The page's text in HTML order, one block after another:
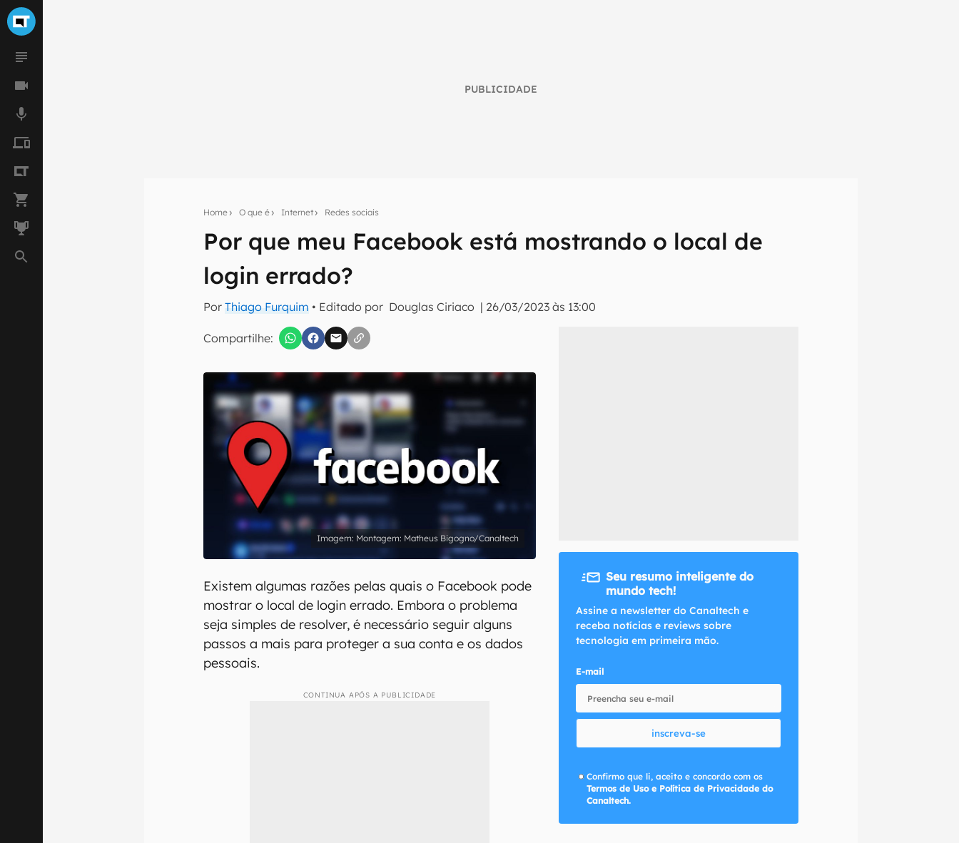
PUBLICIDADE
Home O que é Internet Redes sociais
Por que meu Facebook está mostrando o local de
login errado?
PorThiago Furquim • Editado por Douglas Ciriaco | 26/03/2023 às 13:00
Compartilhe:
Assine a newsletter do Canaltech e receba notícias e reviews sobre tecnologia em primeira
inscreva-se
Confirmo que li, aceito e concordo com os Termos de Uso e Política de Privacidade do Canaltech.
Montagem: Matheus Bigogno/Canaltech
Existem algumas razões pelas quais o Facebook pode
mostrar o local de login errado. Embora o problema
seja simples de resolver, é necessário seguir alguns
passos a mais para proteger a sua conta e os dados
pessoais.
CONTINUA APÓS A PUBLICIDADE
Seu resumo inteligente do
mundo tech!
Assine a newsletter do Canaltech e
receba notícias e reviews sobre
tecnologia em primeira mão.
E-mail
inscreva-se
Confirmo que li, aceito e concordo com os
Termos de Uso e Política de Privacidade do
Canaltech.